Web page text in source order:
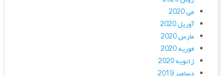
می 2020
آوریل 2020
مارس 2020
فوریه 2020
ژانویه 2020